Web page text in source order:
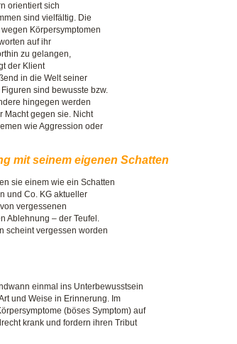
orientiert sich
sind vielfältig. Die
Körpersymptomen
auf ihr
zu gelangen,
der Klient
in die Welt seiner
sind bewusste bzw.
hingegen werden
Macht gegen sie. Nicht
wie Aggression oder
mit seinem eigenen Schatten
sie einem wie ein Schatten
und Co. KG aktueller
vergessenen
Ablehnung – der Teufel.
scheint vergessen worden
einmal ins Unterbewusstsein
und Weise in Erinnerung. Im
(böses Symptom) auf
krank und fordern ihren Tribut